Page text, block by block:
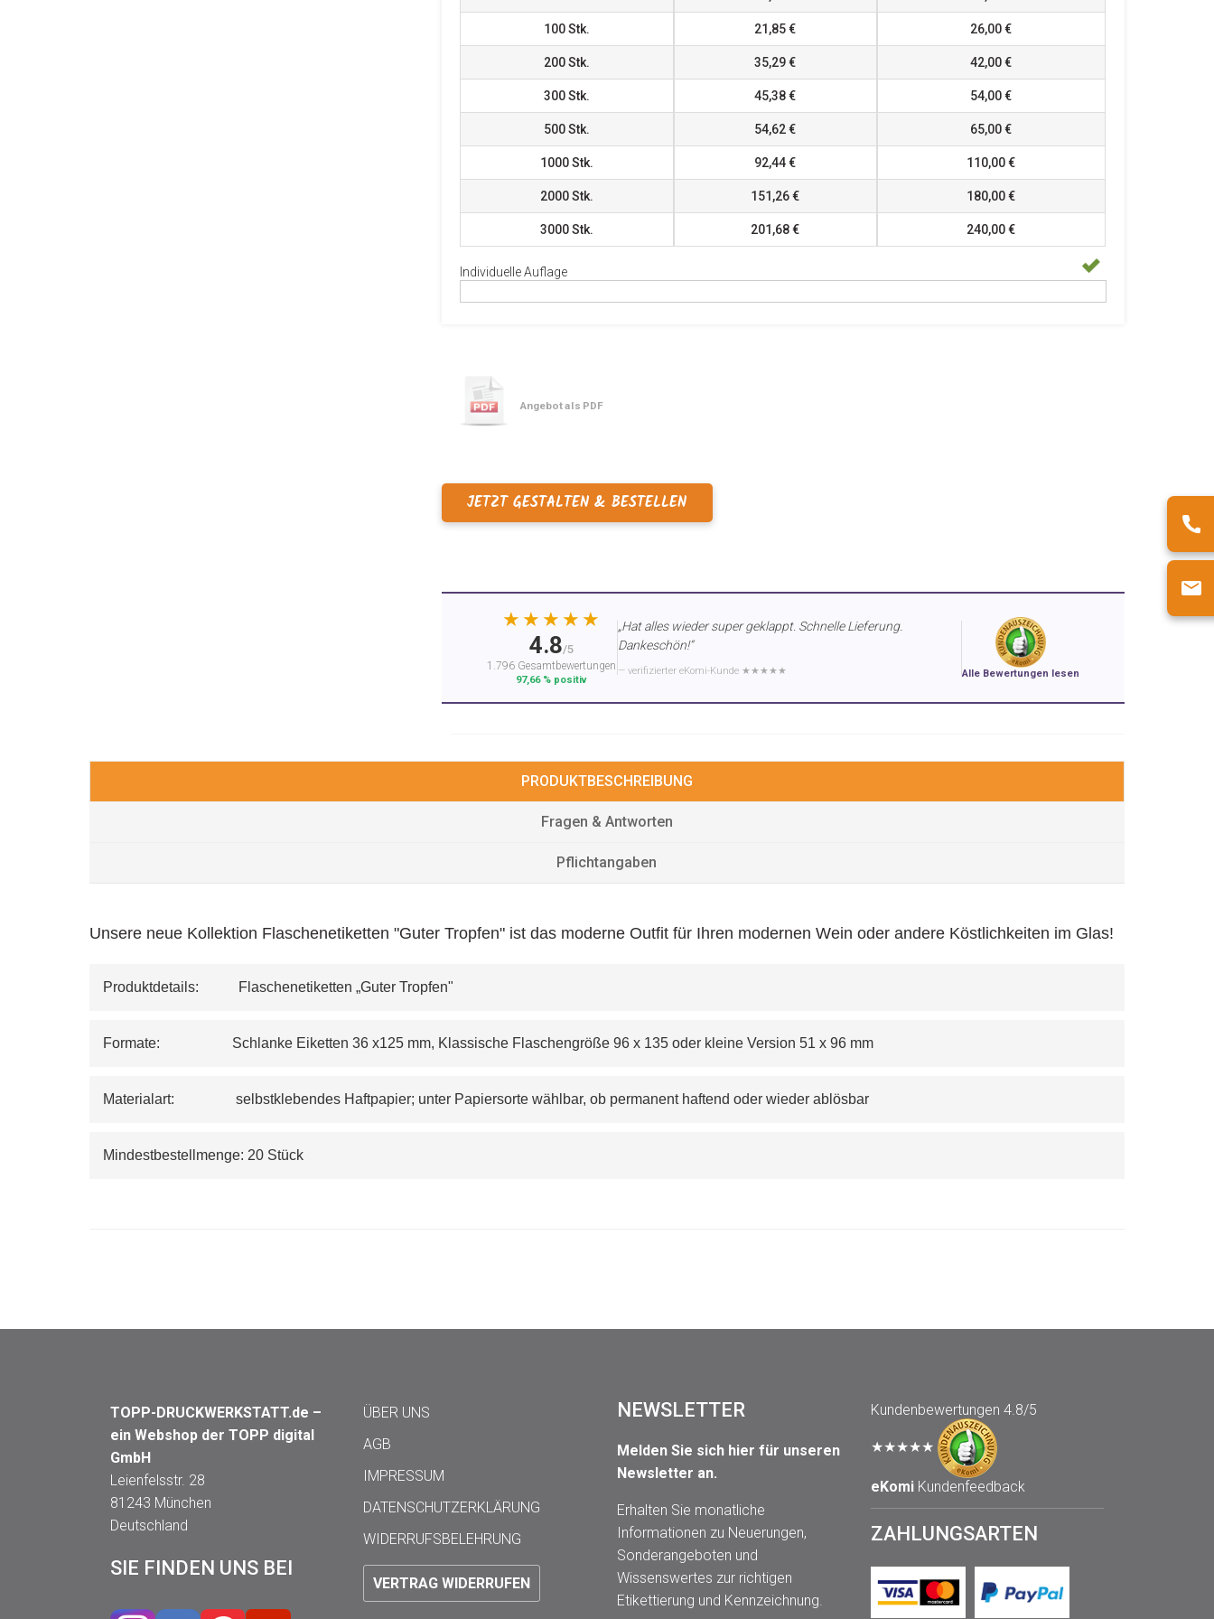
100Stk. 21,85 € 26,00 €
200Stk. 35,29 € 42,00 €
300Stk. 45,38 € 54,00 €
500Stk. 54,62 € 65,00 €
1000Stk. 92,44 € 110,00 €
2000Stk. 151,26 € 180,00 €
3000Stk. 201,68 € 240,00 €
Individuelle Auflage
Angebot als PDF
JETZT GESTALTEN & BESTELLEN
★★★★★
4.8/5
1.796 Gesamtbewertungen
97,66 % positiv
„Hat alles wieder super geklappt. Schnelle Lieferung.
Dankeschön!“
— verifizierter eKomi-Kunde ★★★★★ Alle Bewertungen lesen
PRODUKTBESCHREIBUNG
Fragen & Antworten
Pflichtangaben
Unsere neue Kollektion Flaschenetiketten "Guter Tropfen" ist das moderne Outfit für Ihren modernen Wein oder andere Köstlichkeiten im Glas!
Produktdetails:           Flaschenetiketten „Guter Tropfen"
Formate:                    Schlanke Eiketten 36 x125 mm, Klassische Flaschengröße 96 x 135 oder kleine Version 51 x 96 mm
Materialart:                 selbstklebendes Haftpapier; unter Papiersorte wählbar, ob permanent haftend oder wieder ablösbar
Mindestbestellmenge: 20 Stück
TOPP-DRUCKWERKSTATT.de –
ein Webshop der TOPP digital
GmbH
Leienfelsstr. 28
81243 München
Deutschland
SIE FINDEN UNS BEI
ÜBER UNS
AGB
IMPRESSUM
DATENSCHUTZERKLÄRUNG
WIDERRUFSBELEHRUNG
VERTRAG WIDERRUFEN
NEWSLETTER
Melden Sie sich hier für unseren
Newsletter an.
Erhalten Sie monatliche
Informationen zu Neuerungen,
Sonderangeboten und
Wissenswertes zur richtigen
Etikettierung und Kennzeichnung.
Kundenbewertungen 4.8/5
★★★★★
eKomiKundenfeedback
ZAHLUNGSARTEN